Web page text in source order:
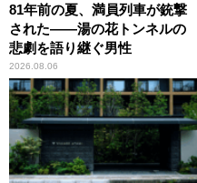
81年前の夏、満員列車が銃撃
された――湯の花トンネルの
悲劇を語り継ぐ男性
2026.08.06